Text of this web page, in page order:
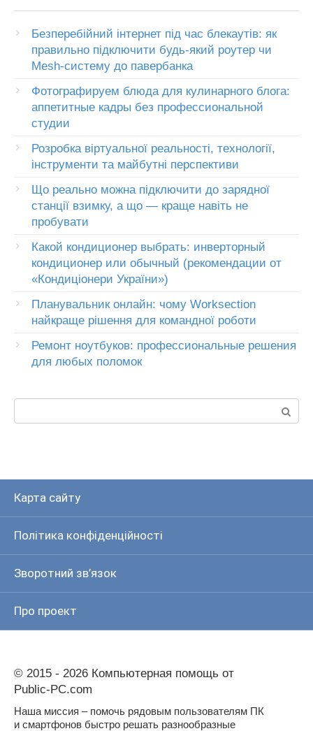
Безперебійний інтернет під час блекаутів: як
правильно підключити будь-який роутер чи
Mesh-систему до павербанка
Фотографируем блюда для кулинарного блога:
аппетитные кадры без профессиональной
студии
Розробка віртуальної реальності, технології,
інструменти та майбутні перспективи
Що реально можна підключити до зарядної
станції взимку, а що — краще навіть не
пробувати
Какой кондиционер выбрать: инверторный
кондиционер или обычный (рекомендации от
«Кондиціонери України»)
Планувальник онлайн: чому Worksection
найкраще рішення для командної роботи
Ремонт ноутбуков: профессиональные решения
для любых поломок
Карта сайту
Політика конфіденційності
Зворотний зв’язок
Про проект
© 2015 - 2026 Компьютерная помощь от
Public-PC.com
Наша миссия – помочь рядовым пользователям ПК
и смартфонов быстро решать разнообразные